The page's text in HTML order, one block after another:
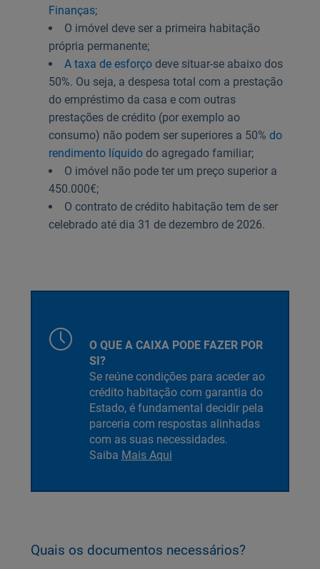
Finanças;
O imóvel deve ser a primeira habitação
própria permanente;
A taxa de esforçodeve situar-se abaixo dos
50%. Ou seja, a despesa total com a prestação
do empréstimo da casa e com outras
prestações de crédito (por exemplo ao
consumo) não podem ser superiores a 50% do
rendimento líquidodo agregado familiar;
O imóvel não pode ter um preço superior a
450.000€;
O contrato de crédito habitação tem de ser
celebrado até dia 31 de dezembro de 2026.
O QUE A CAIXA PODE FAZER POR
SI?
Se reúne condições para aceder ao
crédito habitação com garantia do
Estado, é fundamental decidir pela
parceria com respostas alinhadas
com as suas necessidades.
Saiba Mais Aqui
Quais os documentos necessários?